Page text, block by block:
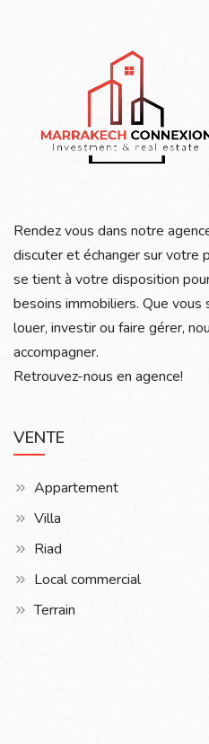
Rendez vous dans notre
discuter et échanger sur votre
se tient à votre disposition
besoins immobiliers. Que vous
louer, investir ou faire gérer,
accompagner.
Retrouvez-nous en agence!
VENTE
Appartement
Villa
Riad
Local commercial
Terrain